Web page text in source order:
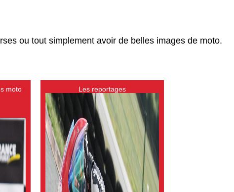
ou tout simplement avoir de belles images de moto.
moto
Les reportages